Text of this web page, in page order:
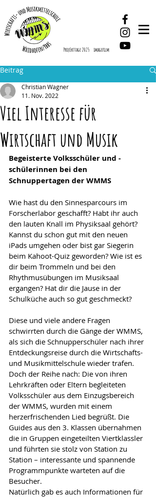
imagefilm
ProjEkttage 2025
Beitrag
Viel Interesse für
Wirtschaft und Musik
Christian Wagner
11. Nov. 2022
Begeisterte Volksschüler und -
schülerinnen bei den
Schnuppertagen der WMMS
Wie hast du den Sinnesparcours im
Forscherlabor geschafft? Habt ihr auch
den lauten Knall im Physiksaal gehört?
Kannst du schon gut mit den neuen
iPads umgehen oder bist gar Siegerin
beim Kahoot-Quiz geworden? Wie ist es
dir beim Trommeln und bei den
Rhythmusübungen im Musiksaal
ergangen? Hat dir die Jause in der
Schulküche auch so gut geschmeckt?
Diese und viele andere Fragen
schwirrten durch die Gänge der WMMS,
als sich die Schnupperschüler nach ihrer
Entdeckungsreise durch die Wirtschafts-
und Musikmittelschule wieder trafen.
Doch der Reihe nach: Die von ihren
Lehrkräften oder Eltern begleiteten
Volksschüler aus dem Einzugsbereich
der WMMS, wurden mit einem
herzerfrischenden Lied begrüßt. Die
Guides aus den 3. Klassen übernahmen
die in Gruppen eingeteilten Viertklassler
und führten sie stolz von Station zu
Station – interessante und spannende
Programmpunkte warteten auf die
Besucher.
Natürlich gab es auch Informationen für